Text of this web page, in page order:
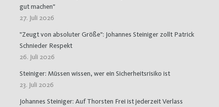
gut machen"
27. Juli 2026
"Zeugt von absoluter Größe": Johannes Steiniger zollt Patrick
Schnieder Respekt
26. Juli 2026
Steiniger: Müssen wissen, wer ein Sicherheitsrisiko ist
23. Juli 2026
Johannes Steiniger: Auf Thorsten Frei ist jederzeit Verlass